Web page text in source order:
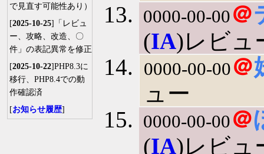
で見直す可能性あり）
[2025-10-25]「レビュ
ー、攻略、改造、〇
件」の表記異常を修正
[2025-10-22]PHP8.3に
移行、PHP8.4での動
作確認済
[お知らせ履歴]
0000-00-00＠
(IA)レビュ
0000-00-00＠
ュー
0000-00-00＠
(IA)レビュ